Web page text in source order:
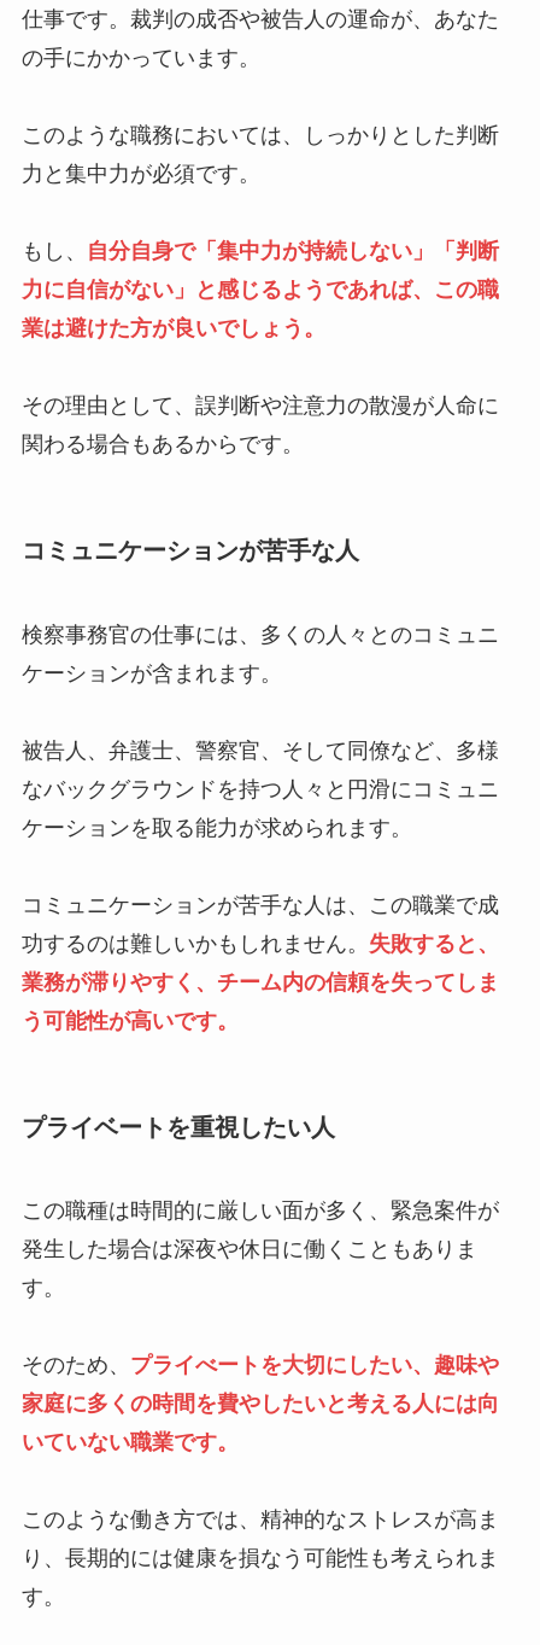
仕事です。裁判の成否や被告人の運命が、あなた
の手にかかっています。
このような職務においては、しっかりとした判断
力と集中力が必須です。
もし、
自分自身で「集中力が持続しない」「判断
力に自信がない」と感じるようであれば、この職
業は避けた方が良いでしょう。
その理由として、誤判断や注意力の散漫が人命に
関わる場合もあるからです。
コミュニケーションが苦手な人
検察事務官の仕事には、多くの人々とのコミュニ
ケーションが含まれます。
被告人、弁護士、警察官、そして同僚など、多様
なバックグラウンドを持つ人々と円滑にコミュニ
ケーションを取る能力が求められます。
コミュニケーションが苦手な人は、この職業で成
功するのは難しいかもしれません。 失敗すると、
業務が滞りやすく、チーム内の信頼を失ってしま
う可能性が高いです。
プライベートを重視したい人
この職種は時間的に厳しい面が多く、緊急案件が
発生した場合は深夜や休日に働くこともありま
す。
そのため、 プライべートを大切にしたい、趣味や
家庭に多くの時間を費やしたいと考える人には向
いていない職業です。
このような働き方では、精神的なストレスが高ま
り、長期的には健康を損なう可能性も考えられま
す。